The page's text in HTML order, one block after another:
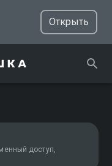
Открыть
доступ,